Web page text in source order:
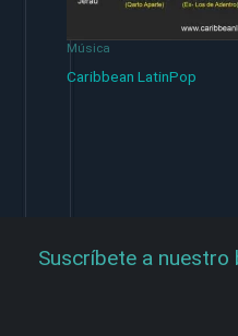
Música
Caribbean LatinPop
Suscríbete a nuestro